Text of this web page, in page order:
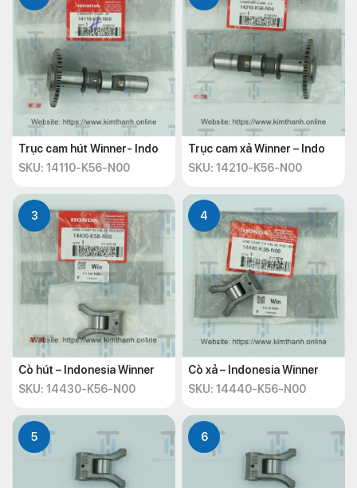
Trục cam hút Winner- Indo
SKU: 14110-K56-N00
Trục cam xả Winner – Indo
SKU: 14210-K56-N00
3
Cò hút – Indonesia Winner
SKU: 14430-K56-N00
4
Cò xả – Indonesia Winner
SKU: 14440-K56-N00
5 6